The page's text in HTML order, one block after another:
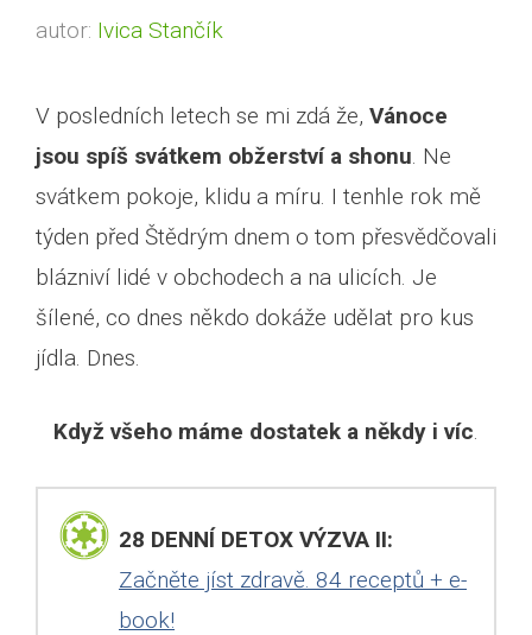
autor: Ivica Stančík
V posledních letech se mi zdá že, Vánoce
jsou spíš svátkem obžerství a shonu. Ne
svátkem pokoje, klidu a míru. I tenhle rok mě
týden před Štědrým dnem o tom přesvědčovali
blázniví lidé v obchodech a na ulicích. Je
šílené, co dnes někdo dokáže udělat pro kus
jídla. Dnes.
Když všeho máme dostatek a někdy i víc.
28 DENNÍ DETOX VÝZVA II:
Začněte jíst zdravě. 84 receptů + e-
book!